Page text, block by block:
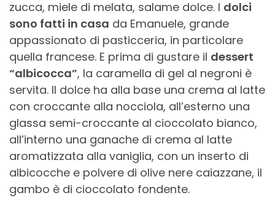
zucca, miele di melata, salame dolce. I dolci
sono fatti in casa da Emanuele, grande
appassionato di pasticceria, in particolare
quella francese. E prima di gustare il dessert
“albicocca”, la caramella di gel al negroni è
servita. Il dolce ha alla base una crema al latte
con croccante alla nocciola, all’esterno una
glassa semi-croccante al cioccolato bianco,
all’interno una ganache di crema al latte
aromatizzata alla vaniglia, con un inserto di
albicocche e polvere di olive nere caiazzane, il
gambo è di cioccolato fondente.